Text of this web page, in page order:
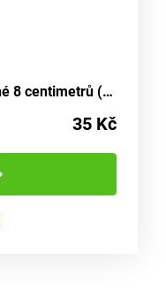
Kosáčky cukrářské pestrobarevné 8 centimetrů (průměr 4 centimetry, výška 2 centimetry) - balení 100 kusů
35 Kč